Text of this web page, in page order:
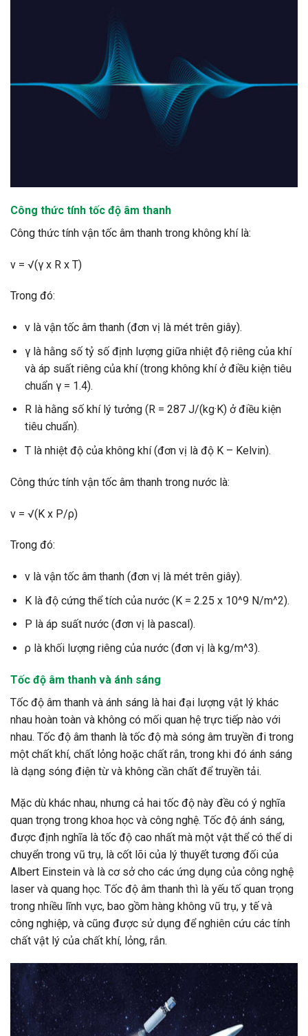
Công thức tính tốc độ âm thanh
Công thức tính vận tốc âm thanh trong không khí là:
v = √(γ x R x T)
Trong đó:
v là vận tốc âm thanh (đơn vị là mét trên giây).
γ là hằng số tỷ số định lượng giữa nhiệt độ riêng của khí
và áp suất riêng của khí (trong không khí ở điều kiện tiêu
chuẩn γ = 1.4).
R là hằng số khí lý tưởng (R = 287 J/(kg·K) ở điều kiện
tiêu chuẩn).
T là nhiệt độ của không khí (đơn vị là độ K – Kelvin).
Công thức tính vận tốc âm thanh trong nước là:
v = √(K x P/ρ)
Trong đó:
v là vận tốc âm thanh (đơn vị là mét trên giây).
K là độ cứng thể tích của nước (K = 2.25 x 10^9 N/m^2).
P là áp suất nước (đơn vị là pascal).
ρ là khối lượng riêng của nước (đơn vị là kg/m^3).
Tốc độ âm thanh và ánh sáng
Tốc độ âm thanh và ánh sáng là hai đại lượng vật lý khác
nhau hoàn toàn và không có mối quan hệ trực tiếp nào với
nhau. Tốc độ âm thanh là tốc độ mà sóng âm truyền đi trong
một chất khí, chất lỏng hoặc chất rắn, trong khi đó ánh sáng
là dạng sóng điện từ và không cần chất để truyền tải.
Mặc dù khác nhau, nhưng cả hai tốc độ này đều có ý nghĩa
quan trọng trong khoa học và công nghệ. Tốc độ ánh sáng,
được định nghĩa là tốc độ cao nhất mà một vật thể có thể di
chuyển trong vũ trụ, là cốt lõi của lý thuyết tương đối của
Albert Einstein và là cơ sở cho các ứng dụng của công nghệ
laser và quang học. Tốc độ âm thanh thì là yếu tố quan trọng
trong nhiều lĩnh vực, bao gồm hàng không vũ trụ, y tế và
công nghiệp, và cũng được sử dụng để nghiên cứu các tính
chất vật lý của chất khí, lỏng, rắn.